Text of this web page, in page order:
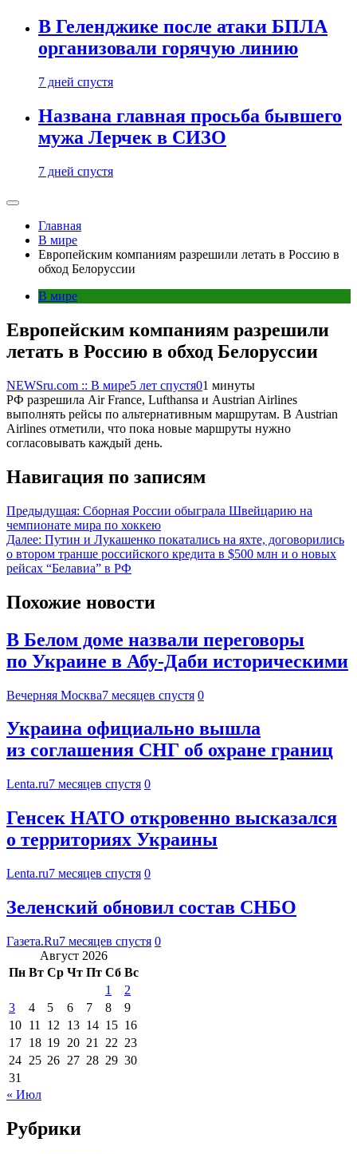
В Геленджике после атаки БПЛА
организовали горячую линию
7 дней спустя
Названа главная просьба бывшего
мужа Лерчек в СИЗО
7 дней спустя
Главная
В мире
Европейским компаниям разрешили летать в Россию в
обход Белоруссии
В мире
Европейским компаниям разрешили
летать в Россию в обход Белоруссии
NEWSru.com :: В мире5 лет спустя01 минуты
РФ разрешила Air France, Lufthansa и Austrian Airlines
выполнять рейсы по альтернативным маршрутам. В Austrian
Airlines отметили, что пока новые маршруты нужно
согласовывать каждый день.
Навигация по записям
Предыдущая: Сборная России обыграла Швейцарию на
чемпионате мира по хоккею
Далее: Путин и Лукашенко покатались на яхте, договорились
о втором транше российского кредита в $500 млн и о новых
рейсах “Белавиа” в РФ
Похожие новости
В Белом доме назвали переговоры
по Украине в Абу-Даби историческими
Вечерняя Москва7 месяцев спустя 0
Украина официально вышла
из соглашения СНГ об охране границ
Lenta.ru7 месяцев спустя 0
Генсек НАТО откровенно высказался
о территориях Украины
Lenta.ru7 месяцев спустя 0
Зеленский обновил состав СНБО
Газета.Ru7 месяцев спустя 0
Август 2026
Пн Вт Ср Чт Пт Сб Вс
1
2
3
4 5 6 7 8
9
10 11 12 13 14 15 16
17 18 19 20 21 22 23
24 25 26 27 28 29 30
31
« Июл
Рубрики